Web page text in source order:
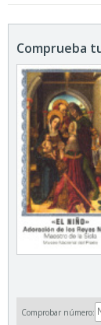
Comprueba
Comprobar número: